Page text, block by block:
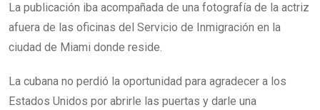
La publicación iba acompañada de una fotografía de la actriz
afuera de las oficinas del Servicio de Inmigración en la
ciudad de Miami donde reside.
La cubana no perdió la oportunidad para agradecer a los
Estados Unidos por abrirle las puertas y darle una